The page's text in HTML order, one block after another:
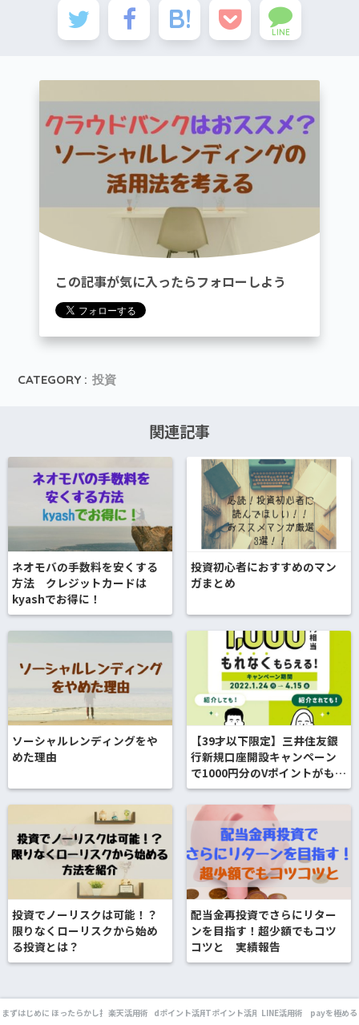
LINE
この記事が気に入ったらフォローしよう
CATEGORY : 投資
関連記事
ネオモバの手数料を安くする
方法 クレジットカードは
kyashでお得に！
投資初心者におすすめのマン
ガまとめ
ソーシャルレンディングをや
めた理由
【39才以下限定】三井住友銀
行新規口座開設キャンペーン
で1000円分のVポイントがもら
える！！
投資でノーリスクは可能！？
限りなくローリスクから始め
る投資とは？
配当金再投資でさらにリター
ンを目指す！超少額でもコツ
コツと 実績報告
まずはじめに ほったらかし投資楽天活用術 dポイント活用術Tポイント活用術LINE活用術 payを極める